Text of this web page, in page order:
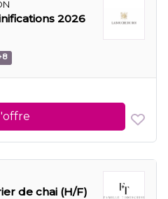
2026
de chai (H/F)